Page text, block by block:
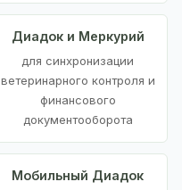
Диадок и Меркурий
для синхронизации
ветеринарного контроля и
финансового
документооборота
Мобильный Диадок